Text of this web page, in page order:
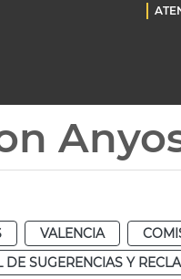
VALENCIA
SUGERENCIAS Y